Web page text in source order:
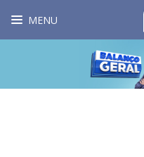
MENU